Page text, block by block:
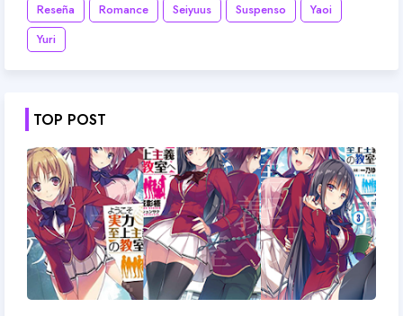
Reseña
Romance Seiyuus Suspenso
Yaoi
Yuri
TOP POST